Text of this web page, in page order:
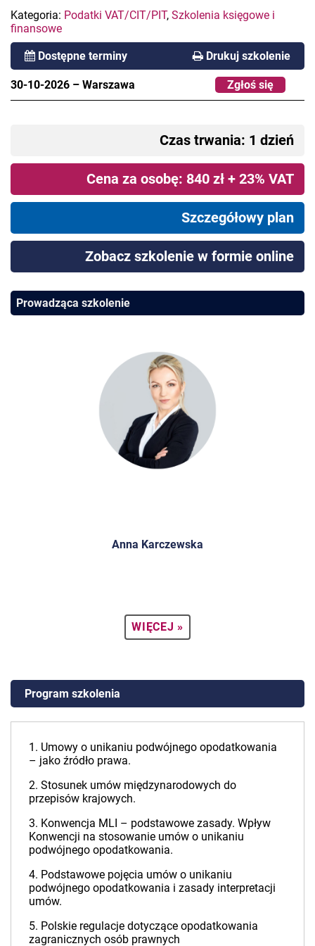
Kategoria: Podatki VAT/CIT/PIT, Szkolenia księgowe i
finansowe
Dostępne terminy Drukuj szkolenie
30-10-2026 – Warszawa Zgłoś się
Czas trwania: 1 dzień
Cena za osobę: 840 zł + 23% VAT
Szczegółowy plan
Zobacz szkolenie w formie online
Prowadząca szkolenie
Anna Karczewska
WIĘCEJ »
Program szkolenia
1. Umowy o unikaniu podwójnego opodatkowania
– jako źródło prawa.
2. Stosunek umów międzynarodowych do
przepisów krajowych.
3. Konwencja MLI – podstawowe zasady. Wpływ
Konwencji na stosowanie umów o unikaniu
podwójnego opodatkowania.
4. Podstawowe pojęcia umów o unikaniu
podwójnego opodatkowania i zasady interpretacji
umów.
5. Polskie regulacje dotyczące opodatkowania
zagranicznych osób prawnych